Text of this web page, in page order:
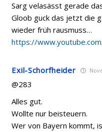
Sarg velasässt gerade
Gloob guck das jetzt die
wieder früh rausmuss…
https://
Exil-Schorfheider
@283
Alles gut.
Wollte nur beisteuern.
Wer von Bayern kommt,